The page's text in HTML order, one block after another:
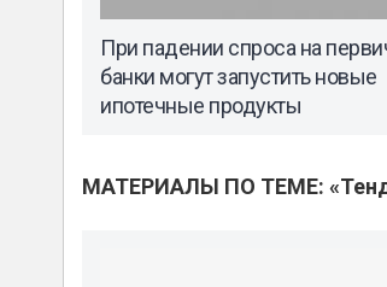
При падении спроса на
банки могут запустить новые
ипотечные продукты
МАТЕРИАЛЫ ПО ТЕМЕ: